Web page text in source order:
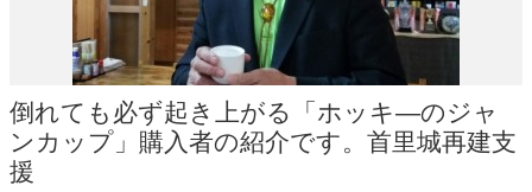
倒れても必ず起き上がる「ホッキ―のジャ
ンカップ」購入者の紹介です。首里城再建支
援